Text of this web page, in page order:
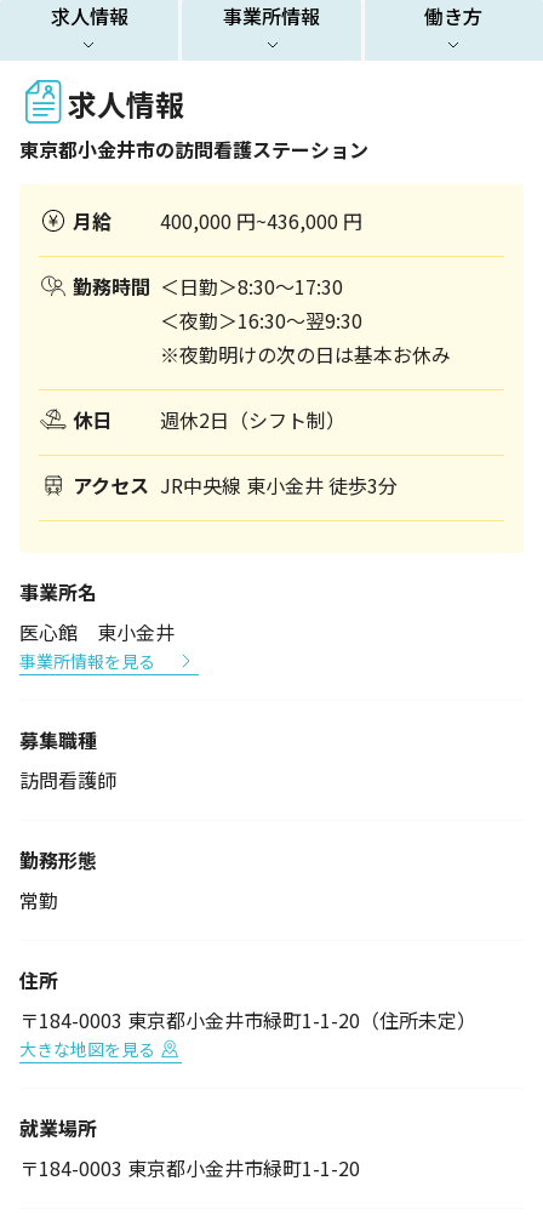
求人情報 事業所情報 働き方
求人情報
東京都小金井市の訪問看護ステーション
月給 400,000 円~436,000 円
勤務時間 ＜日勤＞8:30～17:30
＜夜勤＞16:30～翌9:30
※夜勤明けの次の日は基本お休み
休日 週休2日（シフト制）
アクセス JR中央線 東小金井 徒歩3分
事業所名
医心館 東小金井
事業所情報を見る
募集職種
訪問看護師
勤務形態
常勤
住所
〒184-0003 東京都小金井市緑町1-1-20（住所未定）
大きな地図を見る
就業場所
〒184-0003 東京都小金井市緑町1-1-20